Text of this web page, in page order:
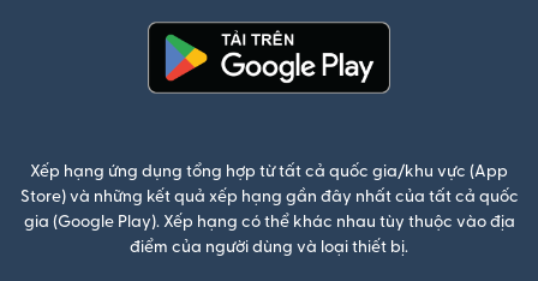
Xếp hạng ứng dụng tổng hợp từ tất cả quốc gia/khu vực (App
Store) và những kết quả xếp hạng gần đây nhất của tất cả quốc
gia (Google Play). Xếp hạng có thể khác nhau tùy thuộc vào địa
điểm của người dùng và loại thiết bị.